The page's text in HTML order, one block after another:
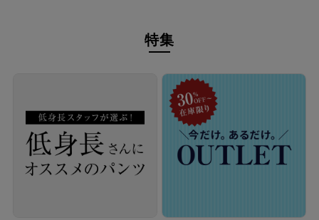
シンプルなデザインなので、きれいめなジャケットはもちろんカ
ジュアルなスニーカーとも好相性。
特集